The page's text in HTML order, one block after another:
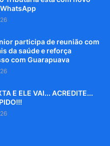
participa de reunião com
da saúde e reforça
com Guarapuava
E ELE VAI... ACREDITE...